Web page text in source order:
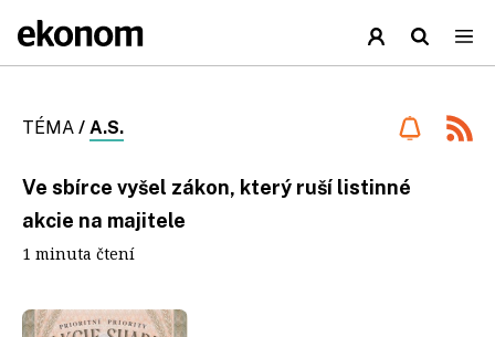
TÉMA / A.S.
Ve sbírce vyšel zákon, který ruší listinné
akcie na majitele
1 minuta čtení